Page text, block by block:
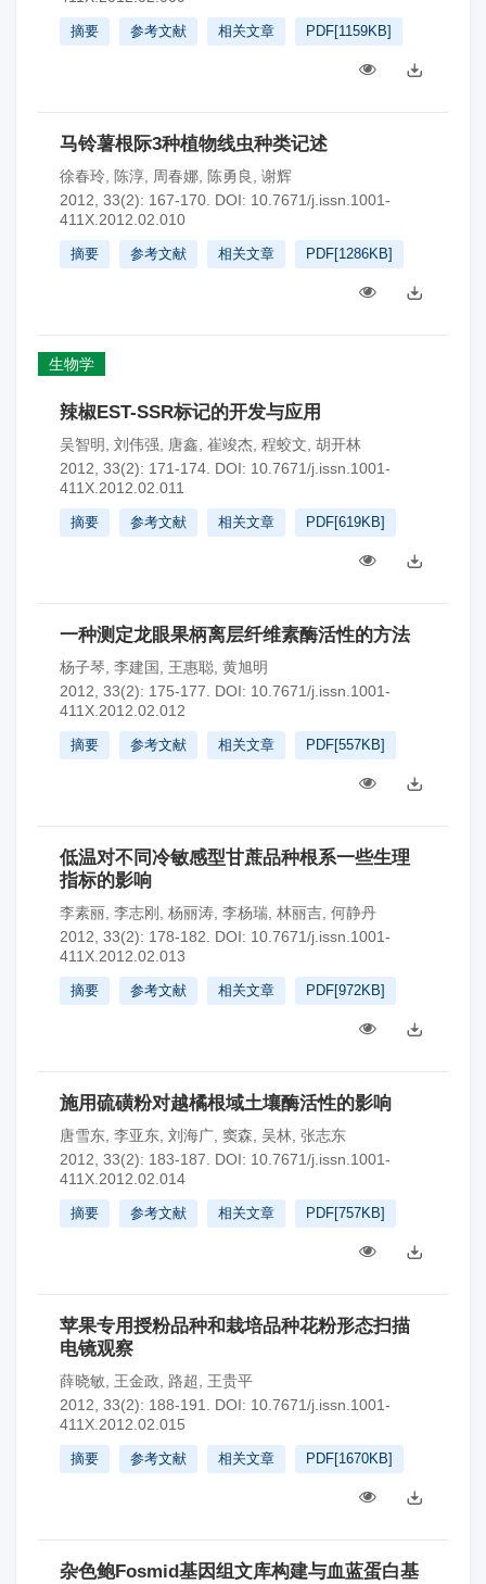
摘要 参考文献 相关文章 PDF[1159KB]
马铃薯根际3种植物线虫种类记述
徐春玲 陈淳 周春娜 陈勇良
谢辉
2012, 33(2): 167-170. DOI: 10.7671/j.issn.1001-
411X.2012.02.010
摘要 参考文献 相关文章 PDF[1286KB]
生物学
辣椒EST-SSR标记的开发与应用
吴智明 刘伟强 唐鑫 崔竣杰 程蛟文 胡开林
2012, 33(2): 171-174. DOI: 10.7671/j.issn.1001-
411X.2012.02.011
摘要 参考文献 相关文章 PDF[619KB]
一种测定龙眼果柄离层纤维素酶活性的方法
杨子琴 李建国 王惠聪 黄旭明
2012, 33(2): 175-177.
DOI: 10.7671/j.issn.1001-
411X.2012.02.012
摘要 参考文献 相关文章 PDF[557KB]
低温对不同冷敏感型甘蔗品种根系一些生理
指标的影响
李素丽 李志刚 杨丽涛 李杨瑞 林丽吉 何静丹
2012, 33(2): 178-182.
DOI: 10.7671/j.issn.1001-
411X.2012.02.013
摘要 参考文献 相关文章 PDF[972KB]
施用硫磺粉对越橘根域土壤酶活性的影响
唐雪东 李亚东 刘海广 窦森 吴林 张志东
2012, 33(2): 183-187.
DOI: 10.7671/j.issn.1001-
411X.2012.02.014
摘要 参考文献 相关文章 PDF[757KB]
苹果专用授粉品种和栽培品种花粉形态扫描
电镜观察
薛晓敏 王金政 路超
王贵平
2012, 33(2): 188-191.
DOI: 10.7671/j.issn.1001-
411X.2012.02.015
摘要 参考文献 相关文章 PDF[1670KB]
杂色鲍Fosmid基因组文库构建与血蓝蛋白基